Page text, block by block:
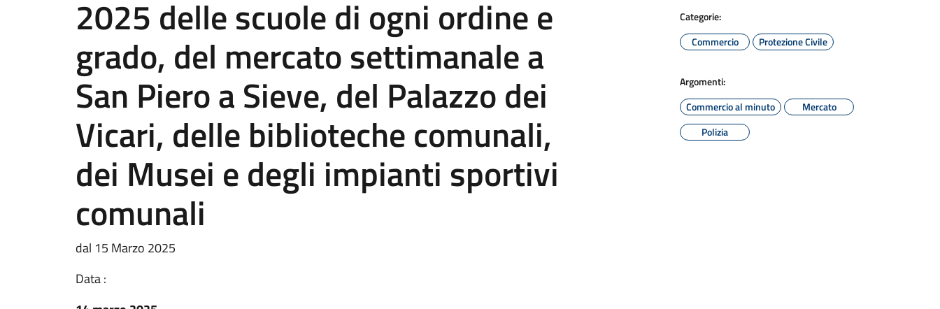
2025 delle scuole di ogni ordine e
grado, del mercato settimanale a
San Piero a Sieve, del Palazzo dei
Vicari, delle biblioteche comunali,
dei Musei e degli impianti sportivi
comunali
dal 15 Marzo 2025
Data :
Categorie:
Commercio
Protezione Civile
Argomenti:
Commercio al minuto
Mercato
Polizia